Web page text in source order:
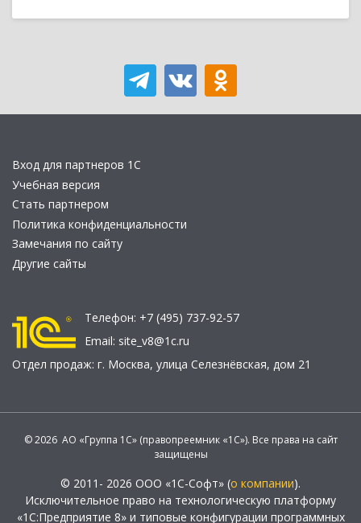
Вход для партнеров 1С
Учебная версия
Стать партнером
Политика конфиденциальности
Замечания по сайту
Другие сайты
Телефон: +7 (495) 737-92-57
Email: site_v8@1c.ru
Отдел продаж: г. Москва, улица Селезнёвская, дом 21
© 2026 АО «Группа 1С» (правопреемник «1С»). Все права на сайт
защищены
© 2011- 2026 ООО «1С-Софт» (о компании).
Исключительное право на технологическую платформу
«1С:Предприятие 8» и типовые конфигурации программных